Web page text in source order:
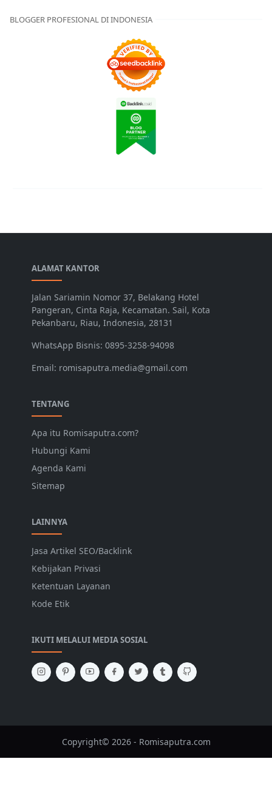
BLOGGER PROFESIONAL DI INDONESIA
ALAMAT KANTOR
Jalan Sariamin Nomor 37, Belakang Hotel
Pangeran, Cinta Raja, Kecamatan. Sail, Kota
Pekanbaru, Riau, Indonesia, 28131
WhatsApp Bisnis: 0895-3258-94098
Email: romisaputra.media@gmail.com
TENTANG
Apa itu Romisaputra.com?
Hubungi Kami
Agenda Kami
Sitemap
LAINNYA
Jasa Artikel SEO/Backlink
Kebijakan Privasi
Ketentuan Layanan
Kode Etik
IKUTI MELALUI MEDIA SOSIAL
Copyright© 2026 - Romisaputra.com